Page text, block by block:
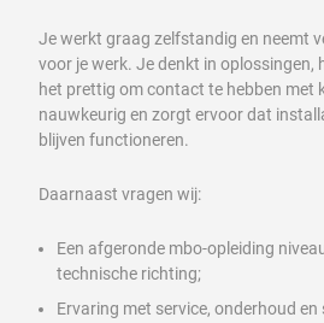
Je werkt graag zelfstandig en neemt
voor je werk. Je denkt in oplossingen,
het prettig om contact te hebben met
nauwkeurig en zorgt ervoor dat
blijven functioneren.
Daarnaast vragen wij:
Een afgeronde mbo-opleiding
technische richting;
Ervaring met service, onderhoud